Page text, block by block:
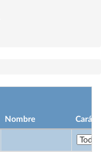
Nombre